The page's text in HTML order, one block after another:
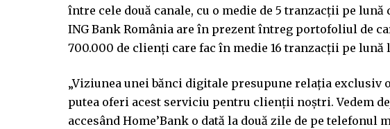
între cele două canale, cu o medie de 5 tranzacții pe
ING Bank România are în prezent întreg portofoliul de
700.000 de clienți care fac în medie 16 tranzacții pe
„Viziunea unei bănci digitale presupune relația exclusiv
putea oferi acest serviciu pentru clienții noștri. Vedem
accesând Home’Bank o dată la două zile de pe